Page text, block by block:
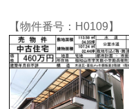
【物件番号：H0109】